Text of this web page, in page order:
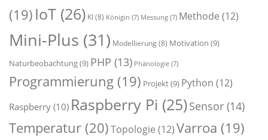
(19) IoT (26) KI(8) Königin (7) Messung (7) Methode (12)
Mini-Plus (31) Modellierung(8) Motivation (9)
Naturbeobachtung(9) PHP (13) Phänologie (7)
Programmierung (19) Projekt(9) Python (12)
Raspberry (10) Raspberry Pi (25)Sensor (14)
Temperatur (20)Topologie (12)Varroa (19)